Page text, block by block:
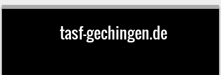
tasf-gechingen.de